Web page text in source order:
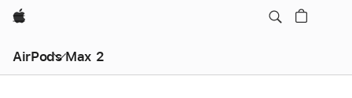
Apple
AirPods Max 2